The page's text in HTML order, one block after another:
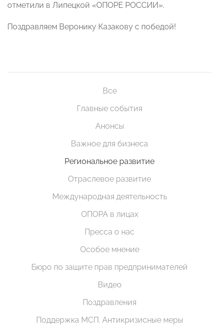
отметили в Липецкой «ОПОРЕ РОССИИ».
Поздравляем Веронику Казакову с победой!
Все
Главные события
Анонсы
Важное для бизнеса
Региональное развитие
Отраслевое развитие
Международная деятельность
ОПОРА в лицах
Пресса о нас
Особое мнение
Бюро по защите прав предпринимателей
Видео
Поздравления
Поддержка МСП. Антикризисные меры